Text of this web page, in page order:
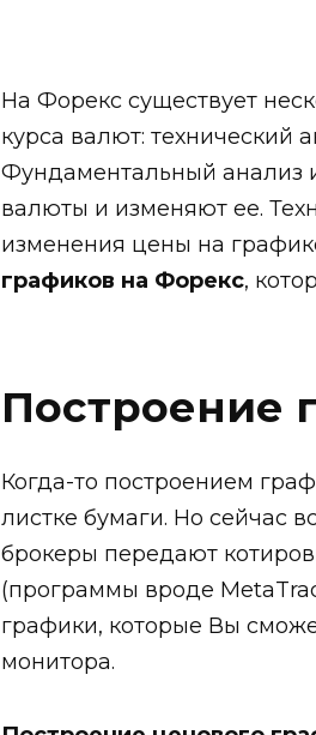
На Форекс существует
курса валют: технический
Фундаментальный анализ
валюты и изменяют ее.
изменения цены на
графиков на Форекс,
Построение
Когда-то построением
листке бумаги. Но сейчас
брокеры передают
(программы вроде
графики, которые Вы
монитора.